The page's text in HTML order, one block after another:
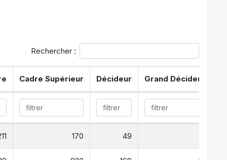
Rechercher :
Cadre Supérieur Décideur Grand Décideur
170 49